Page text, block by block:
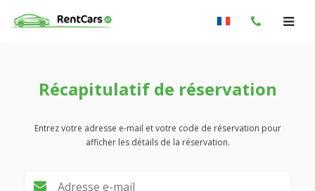
Récapitulatif de réservation
Entrez votre adresse e-mail et votre code de réservation pour
afficher les détails de la réservation.